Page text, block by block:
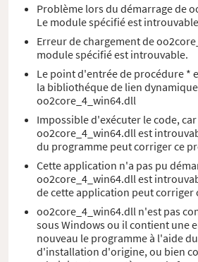
Problème lors du démarrage de
Le module spécifié est
Erreur de chargement de
module spécifié est introuvable.
Le point d'entrée de procédure *
la bibliothéque de lien
oo2core_4_win64.dll
Impossible d'exécuter le code, car
oo2core_4_win64.dll est
du programme peut corriger ce
Cette application n'a pas pu
oo2core_4_win64.dll est
de cette application peut corriger
oo2core_4_win64.dll n'est pas
sous Windows ou il contient une
nouveau le programme à l'aide
d'installation d'origine, ou bien